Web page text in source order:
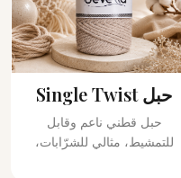
حبل Single Twist
حبل قطني ناعم وقابل
للتمشيط، مثالي للشرّابات،